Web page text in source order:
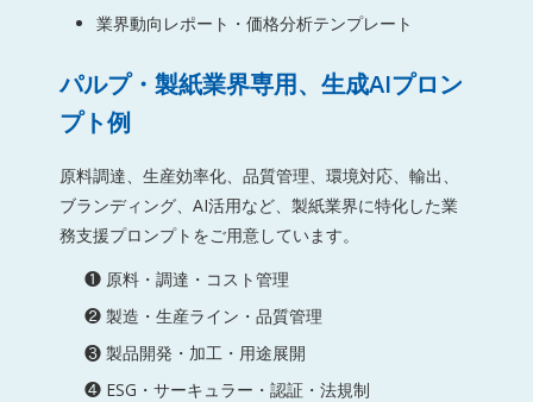
業界動向レポート・価格分析テンプレート
パルプ・製紙業界専用、生成AIプロン
プト例
原料調達、生産効率化、品質管理、環境対応、輸出、
ブランディング、AI活用など、製紙業界に特化した業
務支援プロンプトをご用意しています。
❶ 原料・調達・コスト管理
❷ 製造・生産ライン・品質管理
❸ 製品開発・加工・用途展開
❹ ESG・サーキュラー・認証・法規制